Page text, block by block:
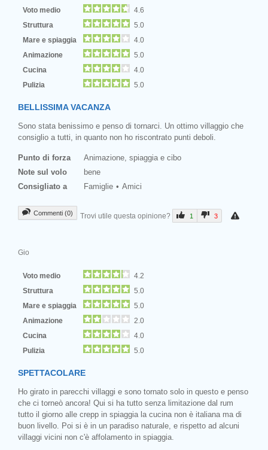
Voto medio
4.6
Struttura
5.0
Mare e spiaggia
4.0
Animazione
5.0
Cucina
4.0
Pulizia
5.0
BELLISSIMA VACANZA
Sono stata benissimo e penso di tornarci. Un ottimo villaggio che
consiglio a tutti, in quanto non ho riscontrato punti deboli.
Punto di forza
Animazione, spiaggia e cibo
Note sul volo
bene
Consigliato a
Famiglie Amici
Commenti (0) Trovi utile questa opinione? 1 3
Gio
Voto medio
4.2
Struttura
5.0
Mare e spiaggia
5.0
Animazione
2.0
Cucina
4.0
Pulizia
5.0
SPETTACOLARE
Ho girato in parecchi villaggi e sono tornato solo in questo e penso
che ci torneò ancora! Qui si ha tutto senza limitazione dal rum
tutto il giorno alle crepp in spiaggia la cucina non è italiana ma di
buon livello. Poi si è in un paradiso naturale, e rispetto ad alcuni
villaggi vicini non c'è affolamento in spiaggia.